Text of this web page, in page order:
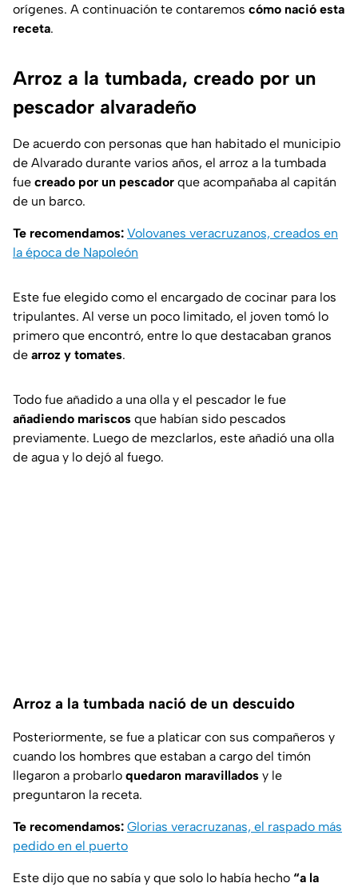
orígenes. A continuación te contaremos cómo nació esta
receta.
Arroz a la tumbada, creado por un
pescador alvaradeño
De acuerdo con personas que han habitado el municipio
de Alvarado durante varios años, el arroz a la tumbada
fue creado por un pescador que acompañaba al capitán
de un barco.
Te recomendamos: Volovanes veracruzanos, creados en
la época de Napoleón
Este fue elegido como el encargado de cocinar para los
tripulantes. Al verse un poco limitado, el joven tomó lo
primero que encontró, entre lo que destacaban granos
de arroz y tomates.
Todo fue añadido a una olla y el pescador le fue
añadiendo mariscos que habían sido pescados
previamente. Luego de mezclarlos, este añadió una olla
de agua y lo dejó al fuego.
Arroz a la tumbada nació de un descuido
Posteriormente, se fue a platicar con sus compañeros y
cuando los hombres que estaban a cargo del timón
llegaron a probarlo quedaron maravillados y le
preguntaron la receta.
Te recomendamos: Glorias veracruzanas, el raspado más
pedido en el puerto
Este dijo que no sabía y que solo lo había hecho “a la